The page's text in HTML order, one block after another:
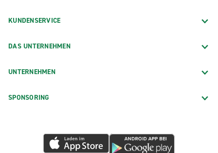
KUNDENSERVICE
DAS UNTERNEHMEN
UNTERNEHMEN
SPONSORING